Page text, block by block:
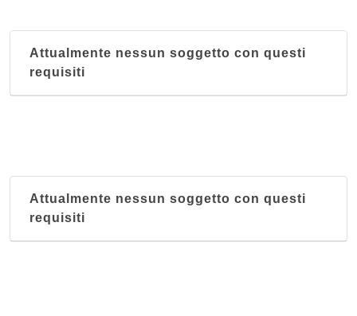
Attualmente nessun soggetto con questi
requisiti
Attualmente nessun soggetto con questi
requisiti